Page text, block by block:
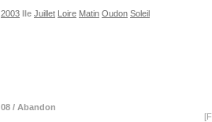
2003 Ile Juillet Loire Matin Oudon Soleil
08 / Abandon